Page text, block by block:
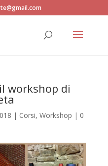
workshop di
| Corsi, Workshop | 0